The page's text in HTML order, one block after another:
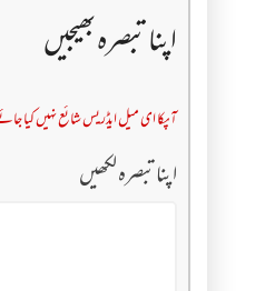
اپنا تبصرہ بھیجیں
آپکا ای میل ایڈریس شائع نہیں کیا
اپنا تبصرہ لکھیں